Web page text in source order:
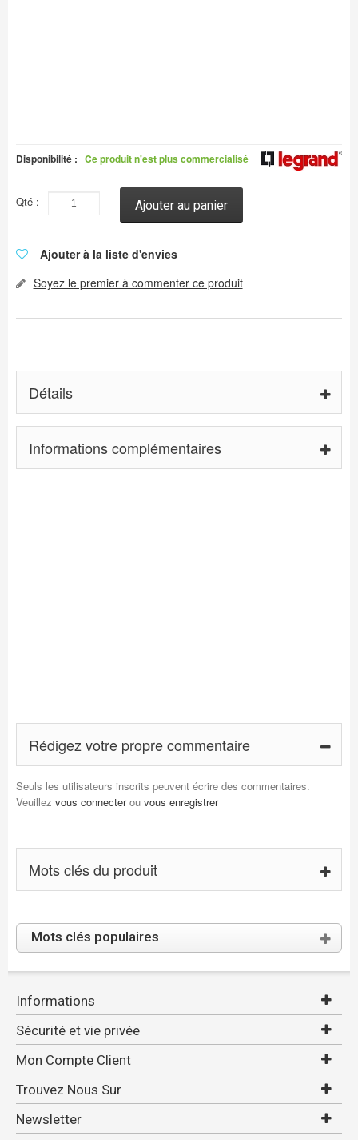
Disponibilité : Ce produit n'est plus commercialisé
Qté : Ajouter au panier
Ajouter à la liste d'envies
Soyez le premier à commenter ce produit
Détails
Informations complémentaires
Rédigez votre propre commentaire
Seuls les utilisateurs inscrits peuvent écrire des commentaires.
Veuillez vous connecterou vous enregistrer
Mots clés du produit
Mots clés populaires
Informations
Sécurité et vie privée
Mon Compte Client
Trouvez Nous Sur
Newsletter